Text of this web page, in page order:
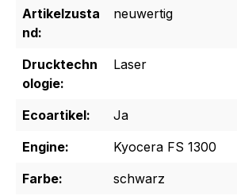
Artikelzusta
nd:
neuwertig
Drucktechn
ologie:
Laser
Ecoartikel:
Ja
Engine:
Kyocera FS 1300
Farbe:
schwarz